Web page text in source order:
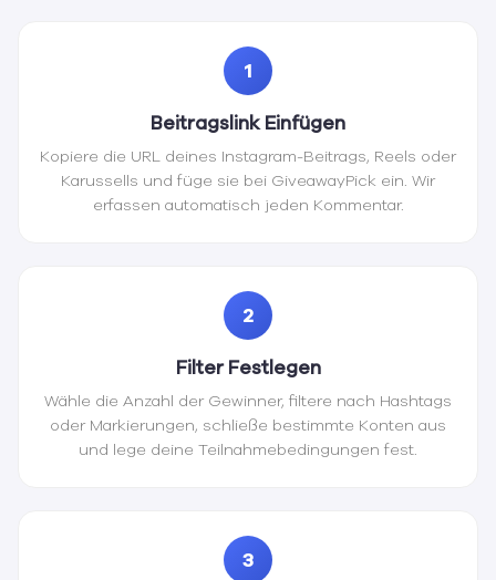
1
Beitragslink Einfügen
Kopiere die URL deines Instagram-Beitrags, Reels oder
Karussells und füge sie bei GiveawayPick ein. Wir
erfassen automatisch jeden Kommentar.
2
Filter Festlegen
Wähle die Anzahl der Gewinner, filtere nach Hashtags
oder Markierungen, schließe bestimmte Konten aus
und lege deine Teilnahmebedingungen fest.
3